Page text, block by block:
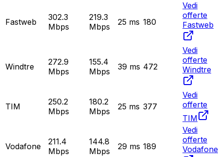
Fastweb
302.3
Mbps
219.3
Mbps
25 ms 180
Vedi
offerte
Fastweb
Windtre
272.9
Mbps
155.4
Mbps
39 ms 472
Vedi
offerte
Windtre
TIM
250.2
Mbps
180.2
Mbps
25 ms 377
Vedi
offerte
TIM
Vodafone
211.4
Mbps
144.8
Mbps
29 ms 189
Vedi
offerte
Vodafone